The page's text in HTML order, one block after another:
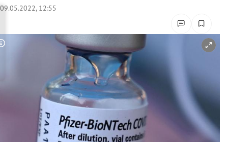
Untermenü
Untermenü
Untermenü
09.05.2022, 12:55
Copyright-Hinweis öffnen/schließen